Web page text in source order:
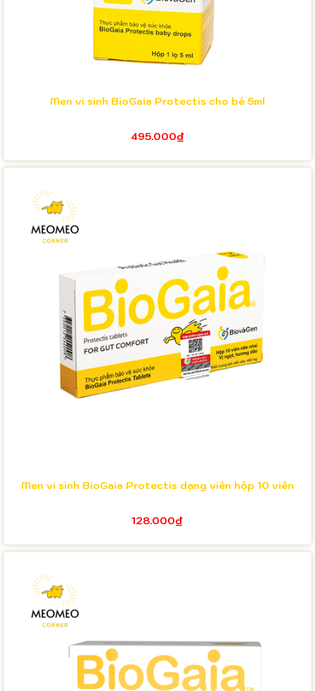
Men vi sinh BioGaia Protectis cho bé 5ml
495.000₫
Men vi sinh BioGaia Protectis dạng viên hộp 10 viên
128.000₫